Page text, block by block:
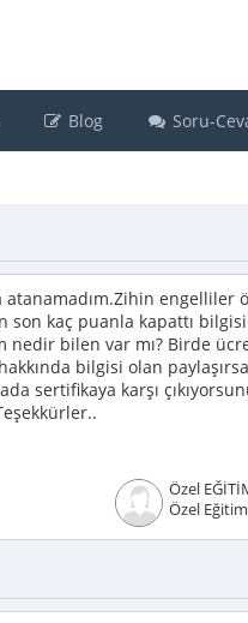
Blog Soru-
engelliler
kaç puanla kapattı bilgisi
nedir bilen var mı? Birde
bilgisi olan
sertifikaya karşı
Özel
Özel